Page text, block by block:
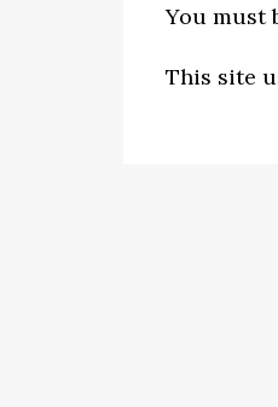
You must
This site